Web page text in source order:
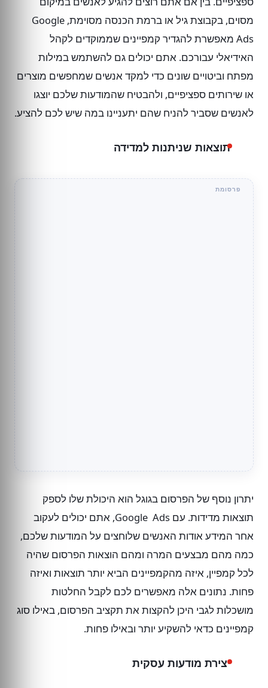
מסוים, בקבוצת גיל או ברמת הכנסה מסוימת, Google
Ads מאפשרת להגדיר קמפיינים שממוקדים לקהל
האידיאלי עבורכם. אתם יכולים גם להשתמש במילות
מפתח וביטויים שונים כדי למקד אנשים שמחפשים מוצרים
או שירותים ספציפיים, ולהבטיח שהמודעות שלכם יוצגו
לאנשים שסביר להניח שהם יתעניינו במה שיש לכם להציע.
תוצאות שניתנות למדידה
יתרון נוסף של הפרסום בגוגל הוא היכולת שלו לספק
תוצאות מדידות. עם Google Ads, אתם יכולים לעקוב
אחר המידע אודות האנשים שלוחצים על המודעות שלכם,
כמה מהם מבצעים המרה ומהם הוצאות הפרסום שהיה
לכל קמפיין, איזה מהקמפיינים הביא יותר תוצאות ואיזה
פחות. נתונים אלה מאפשרים לכם לקבל החלטות
מושכלות לגבי היכן להקצות את תקציב הפרסום, באילו סוג
קמפיינים כדאי להשקיע יותר ובאילו פחות.
יצירת מודעות עסקית